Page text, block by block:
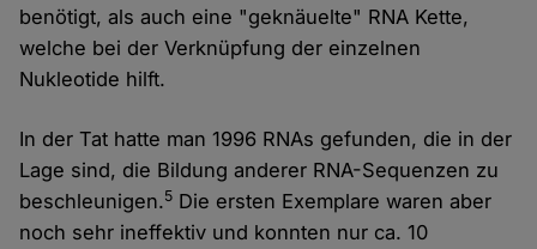
benötigt, als auch eine "geknäuelte" RNA Kette,
welche bei der Verknüpfung der einzelnen
Nukleotide hilft.
In der Tat hatte man 1996 RNAs gefunden, die in der
Lage sind, die Bildung anderer RNA-Sequenzen zu
beschleunigen.5 Die ersten Exemplare waren aber
noch sehr ineffektiv und konnten nur ca. 10